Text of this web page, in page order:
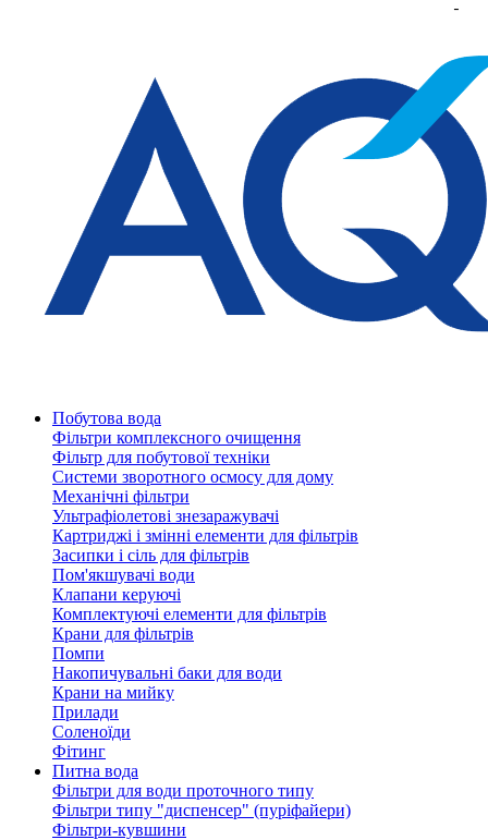
Побутова вода
Фільтри комплексного очищення
Фільтр для побутової техніки
Системи зворотного осмосу для дому
Механічні фільтри
Ультрафіолетові знезаражувачі
Картриджі і змінні елементи для фільтрів
Засипки і сіль для фільтрів
Пом'якшувачі води
Клапани керуючі
Комплектуючі елементи для фільтрів
Крани для фільтрів
Помпи
Накопичувальні баки для води
Крани на мийку
Прилади
Соленоїди
Фітинг
Питна вода
Фільтри для води проточного типу
Фільтри типу "диспенсер" (пуріфайери)
Фільтри-кувшини